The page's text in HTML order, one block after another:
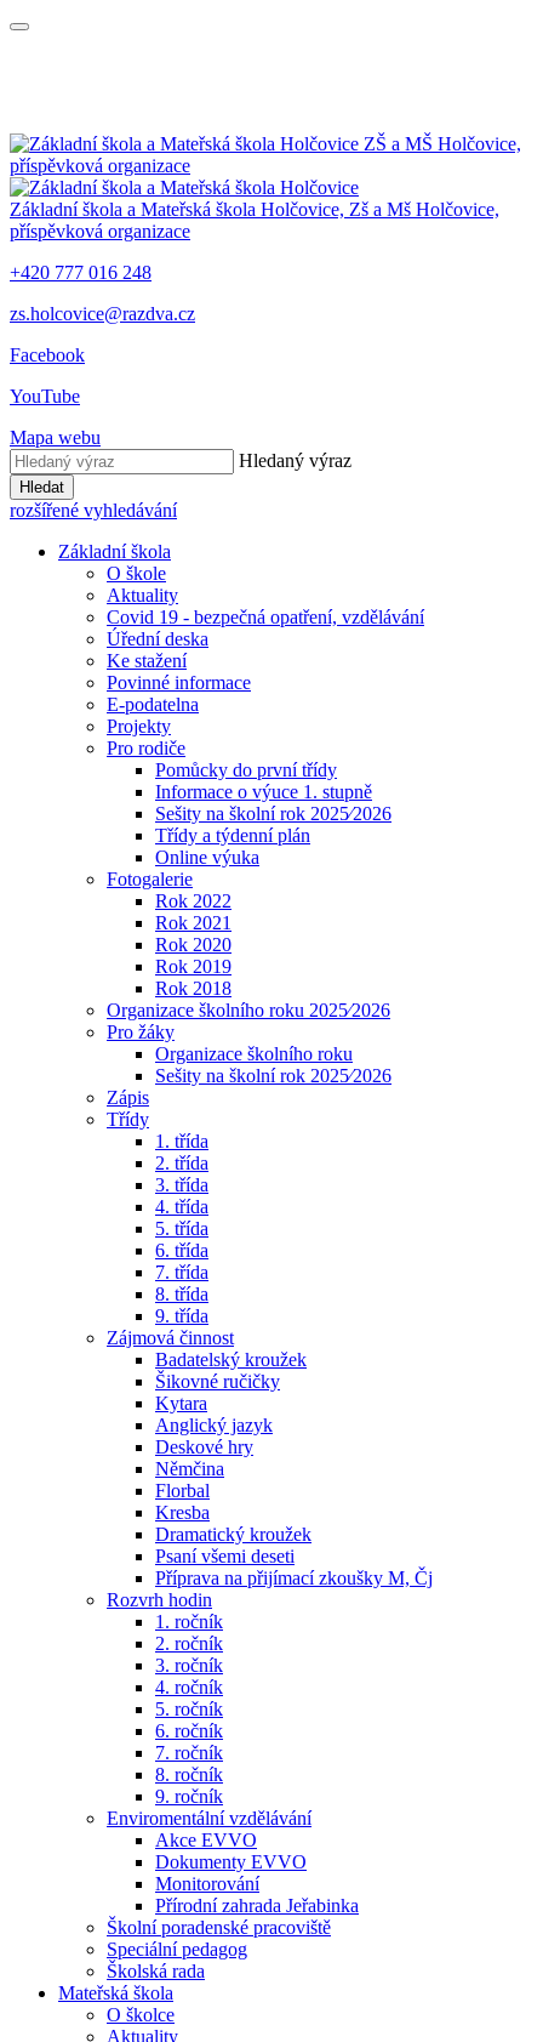
ZŠ a MŠ Holčovice,
příspěvková organizace
Základní škola a Mateřská škola Holčovice, Zš a Mš Holčovice,
příspěvková organizace
+420 777 016 248
zs.holcovice@razdva.cz
Facebook
YouTube
Mapa webu
Hledaný výraz
Hledat
rozšířené vyhledávání
Základní škola
O škole
Aktuality
Covid 19 - bezpečná opatření, vzdělávání
Úřední deska
Ke stažení
Povinné informace
E-podatelna
Projekty
Pro rodiče
Pomůcky do první třídy
Informace o výuce 1. stupně
Sešity na školní rok 2025⁄2026
Třídy a týdenní plán
Online výuka
Fotogalerie
Rok 2022
Rok 2021
Rok 2020
Rok 2019
Rok 2018
Organizace školního roku 2025⁄2026
Pro žáky
Organizace školního roku
Sešity na školní rok 2025⁄2026
Zápis
Třídy
1. třída
2. třída
3. třída
4. třída
5. třída
6. třída
7. třída
8. třída
9. třída
Zájmová činnost
Badatelský kroužek
Šikovné ručičky
Kytara
Anglický jazyk
Deskové hry
Němčina
Florbal
Kresba
Dramatický kroužek
Psaní všemi deseti
Příprava na přijímací zkoušky M, Čj
Rozvrh hodin
1. ročník
2. ročník
3. ročník
4. ročník
5. ročník
6. ročník
7. ročník
8. ročník
9. ročník
Enviromentální vzdělávání
Akce EVVO
Dokumenty EVVO
Monitorování
Přírodní zahrada Jeřabinka
Školní poradenské pracoviště
Speciální pedagog
Školská rada
Mateřská škola
O školce
Aktuality